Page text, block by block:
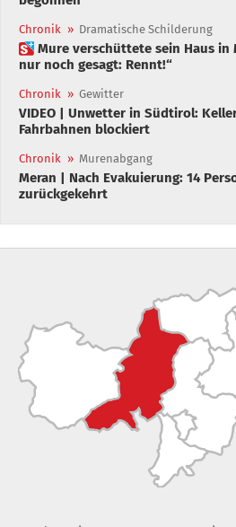
Chronik » Dramatische Schilderung
 Mure verschüttete sein Haus in Meran: „Habe Kindern
nur noch gesagt: Rennt!“
Chronik » Gewitter
VIDEO | Unwetter in Südtirol:
Fahrbahnen blockiert
Chronik » Murenabgang
Meran | Nach Evakuierung: 14
zurückgekehrt